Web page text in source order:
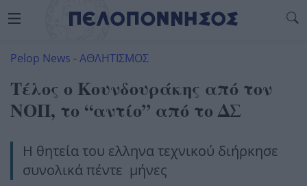
Pelop News -ΑΘΛΗΤΙΣΜΟΣ
Τέλος ο Κουνδουράκης από τον
ΝΟΠ, το “αντίο” από το ΔΣ
Η θητεία του ελληνα τεχνικού διήρκησε
συνολικά πέντε μήνες